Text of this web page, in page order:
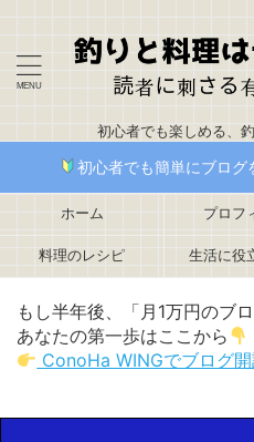
初心者でも楽しめる、
初心者でも簡単にブロ
ホーム プロフ
料理のレシピ 生活に役
もし半年後、「月1万円のブ
あなたの第一歩はここから
ConoHa WINGでブログ